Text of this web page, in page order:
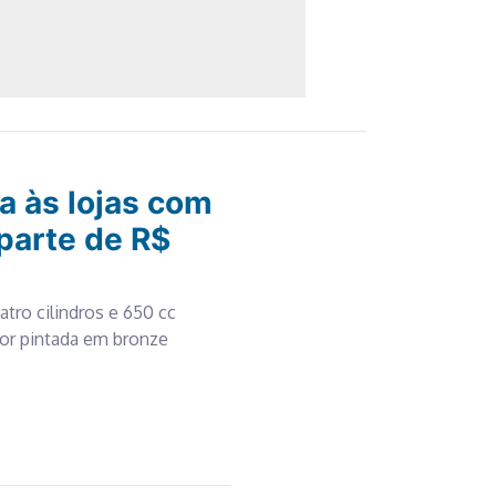
às lojas com
de R$
cilindros e 650 cc
pintada em bronze